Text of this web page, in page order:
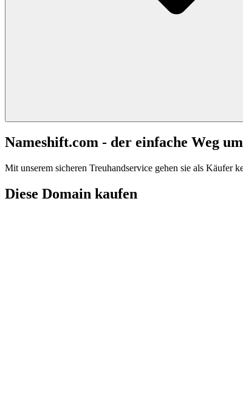
Nameshift.com - der einfache Weg
Mit unserem sicheren Treuhandservice gehen sie als Käufer
Diese Domain kaufen